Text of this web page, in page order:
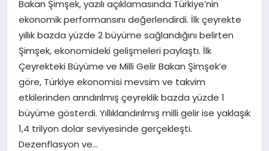
YAŞAM
Bakan Şimşek, yazılı açıklamasında Türkiye’nin
ekonomik performansını değerlendirdi. İlk çeyrekte
yıllık bazda yüzde 2 büyüme sağlandığını belirten
Şimşek, ekonomideki gelişmeleri paylaştı. İlk
Çeyrekteki Büyüme ve Milli Gelir Bakan Şimşek’e
göre, Türkiye ekonomisi mevsim ve takvim
etkilerinden arındırılmış çeyreklik bazda yüzde 1
büyüme gösterdi. Yıllıklandırılmış milli gelir ise yaklaşık
1,4 trilyon dolar seviyesinde gerçekleşti.
Dezenflasyon ve…